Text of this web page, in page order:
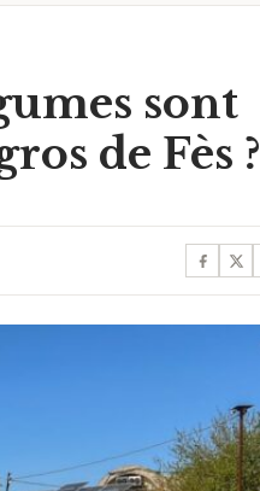
sont
de Fès ?